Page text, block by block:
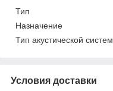
Тип
Назначение
Тип акустической
Условия доставки